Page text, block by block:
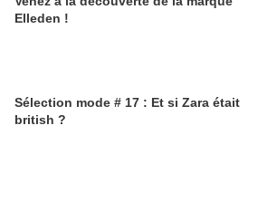
Elleden !
Sélection mode # 17 : Et si Zara était
british ?